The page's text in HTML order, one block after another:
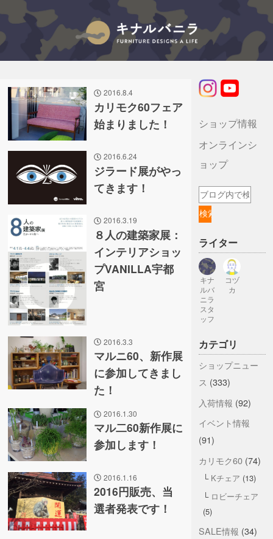
2016.8.4
カリモク60フェア
始まりました！
2016.6.24
ジラード展がやっ
てきます！
2016.3.19
８人の建築家展：
インテリアショッ
プVANILLA宇都
宮
2016.3.3
マルニ60、新作展
に参加してきまし
た！
2016.1.30
マル二60新作展に
参加します！
2016.1.16
2016円販売、当
選者発表です！
ショップ情報
オンラインシ
ョップ
ライター
キナ
ルバ
ニラ
スタ
ッフ
コヅ
カ
カテゴリ
ショップニュー
ス (333)
入荷情報 (92)
イベント情報
(91)
カリモク60(74)
Kチェア (13)
ロビーチェア
(5)
SALE情報 (34)